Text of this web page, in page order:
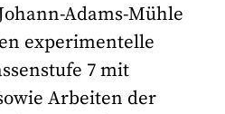
Adams-Mühle
experimentelle
7 mit
Arbeiten der